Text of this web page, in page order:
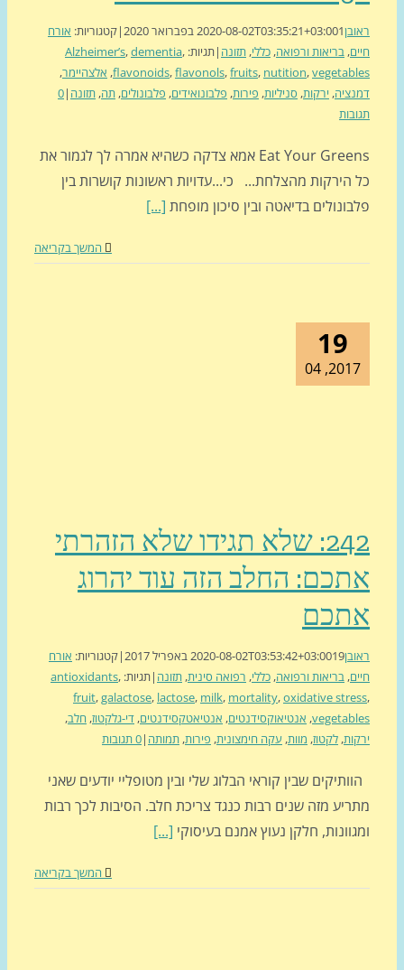
2020-08-02T03:35:21+03:00
|קטגוריות:אורח
בריאות ורפואה,כללי,תזונה|תגיות: Alzheimer’s,dementia,
flavonoids,flavonols,fruits,nutition,
,אלצהיימר
ירקות,סניליות,פירות,פלבונואידים,פלבונולים ,תה,תזונה |
0
Eat Your Greens אמא צדקה כשהיא אמרה לך לגמור את
הירקות מהצלחת... כי...עדויות ראשונות קושרות בין
בדיאטה ובין סיכון מופחת [...]
המשך בקריאה
242: שלא תגידו שלא הזהרתי
החלב הזה עוד יהרוג
2020-08-02T03:53:42+03:00
|קטגוריות:אורח
בריאות ורפואה,כללי,רפואה סינית,תזונה|תגיות: antioxidants,
fruit,galactose ,lactose,milk,mortality,oxidative
,אנטיאוקסידנטים,אנטיאטקסידנטים,די-גלקטוז,חלב,
לקטוז,מוות,עקה חימצונית, פירות,תמותה|0 תגובות
שבין קוראי הבלוג שלי ובין מטופליי יודעים שאני
מזה שנים רבות כנגד צריכת חלב. הסיבות לכך רבות
חלקן נעוץ אמנם בעיסוקי[...]
המשך בקריאה